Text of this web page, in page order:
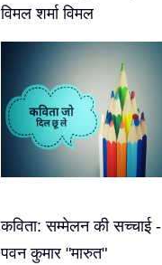
विमल शर्मा विमल
कविता: सम्मेलन की सच्चाई -
पवन कुमार "मारुत"